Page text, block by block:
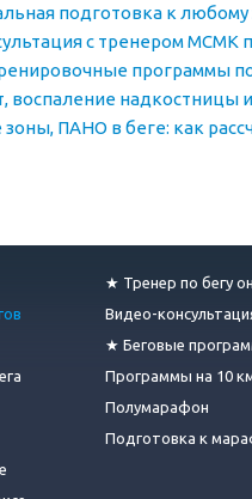
подготовка к любому
с тренером МСМК
программы
воспаление надкостницы
ПАНО в беге: как
★ Тренер по бегу
Видео-
★ Беговые
Программы на 10
Полумарафон
Подготовка к